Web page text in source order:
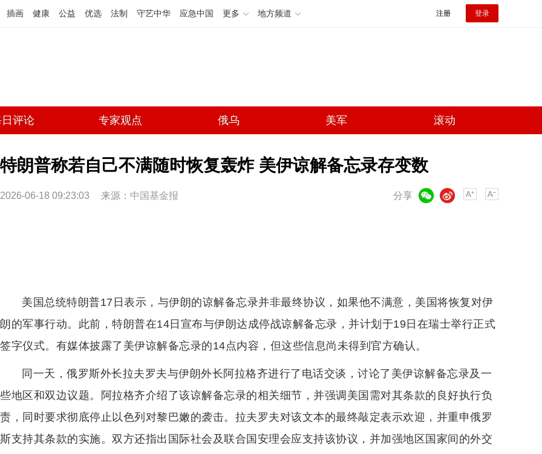
插画 健康 公益 优选 法制 守艺中华 应急中国 更多 地方频道 注册 登录
评论 专家观点 俄乌 美军 滚动
特朗普称若自己不满随时恢复轰炸 美伊谅解备忘录存变数
2026-06-18 09:23:03 来源： 中国基金报 分享
微博
美国总统特朗普17日表示，与伊朗的谅解备忘录并非最终协议，如果他不满意，美国将恢复对伊
朗的军事行动。此前，特朗普在14日宣布与伊朗达成停战谅解备忘录，并计划于19日在瑞士举行正式
签字仪式。有媒体披露了美伊谅解备忘录的14点内容，但这些信息尚未得到官方确认。
同一天，俄罗斯外长拉夫罗夫与伊朗外长阿拉格齐进行了电话交谈，讨论了美伊谅解备忘录及一
些地区和双边议题。阿拉格齐介绍了该谅解备忘录的相关细节，并强调美国需对其条款的良好执行负
责，同时要求彻底停止以色列对黎巴嫩的袭击。拉夫罗夫对该文本的最终敲定表示欢迎，并重申俄罗
斯支持其条款的实施。双方还指出国际社会及联合国安理会应支持该协议，并加强地区国家间的外交